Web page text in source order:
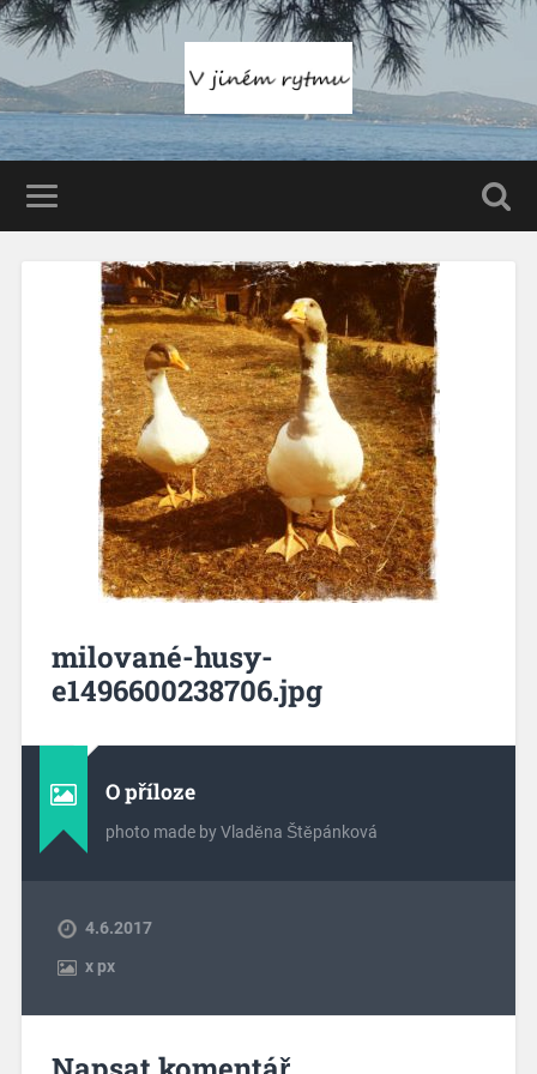
milované-husy-
e1496600238706.jpg
O příloze
photo made by Vladěna Štěpánková
4.6.2017
xpx